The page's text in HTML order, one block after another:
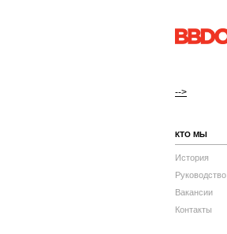
-->
КТО МЫ
История
Руководство
Вакансии
Контакты